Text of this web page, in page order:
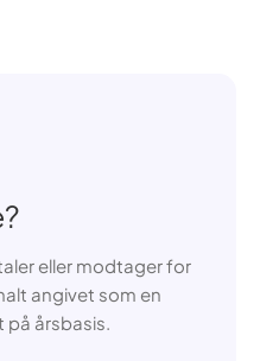
eller modtager for
angivet som en
årsbasis.